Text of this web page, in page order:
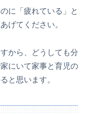
に「疲れている」と
げてください。
から、どうしても分
にいて家事と育児の
と思います。